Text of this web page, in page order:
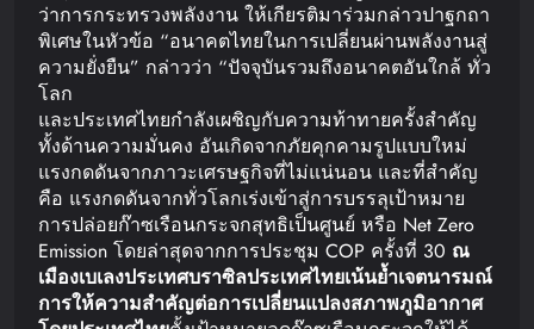
ว่าการกระทรวงพลังงาน ให้เกียรติมาร่วมกล่าวปาฐกถา
พิเศษในหัวข้อ “อนาคตไทยในการเปลี่ยนผ่านพลังงานสู่
ความยั่งยืน” กล่าวว่า “ปัจจุบันรวมถึงอนาคตอันใกล้ ทั่ว
โลก
และประเทศไทยกำลังเผชิญกับความท้าทายครั้งสำคัญ
ทั้งด้านความมั่นคง อันเกิดจากภัยคุกคามรูปแบบใหม่
แรงกดดันจากภาวะเศรษฐกิจที่ไม่แน่นอน และที่สำคัญ
คือ แรงกดดันจากทั่วโลกเร่งเข้าสู่การบรรลุเป้าหมาย
การปล่อยก๊าซเรือนกระจกสุทธิเป็นศูนย์ หรือ Net Zero
Emission โดยล่าสุดจากการประชุม COP ครั้งที่ 30 ณ
เมืองเบเลงประเทศบราซิลประเทศไทยเน้นย้ำเจตนารมณ์
การให้ความสำคัญต่อการเปลี่ยนแปลงสภาพภูมิอากาศ